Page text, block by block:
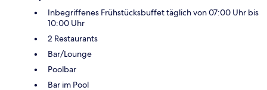
Inbegriffenes Frühstücksbuffet täglich von 07:00 Uhr bis
10:00 Uhr
2 Restaurants
Bar/Lounge
Poolbar
Bar im Pool